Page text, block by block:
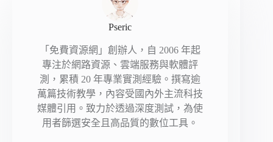
Pseric
「免費資源網」創辦人，自 2006 年起
專注於網路資源、雲端服務與軟體評
測，累積 20 年專業實測經驗。撰寫逾
萬篇技術教學，內容受國內外主流科技
媒體引用。致力於透過深度測試，為使
用者篩選安全且高品質的數位工具。